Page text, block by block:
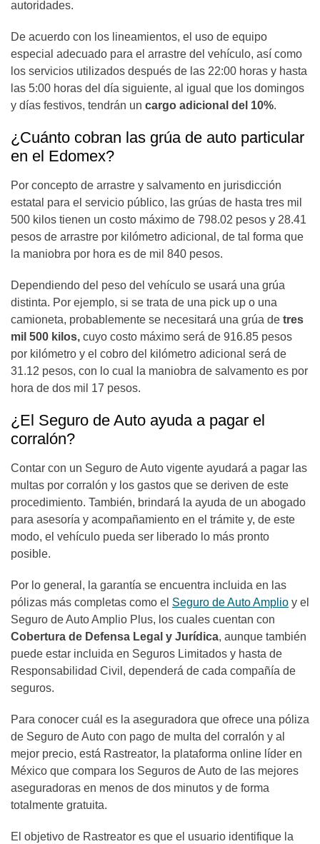
autoridades.
De acuerdo con los lineamientos, el uso de equipo
especial adecuado para el arrastre del vehículo, así como
los servicios utilizados después de las 22:00 horas y hasta
las 5:00 horas del día siguiente, al igual que los domingos
y días festivos, tendrán un cargo adicional del 10%.
¿Cuánto cobran las grúa de auto particular
en el Edomex?
Por concepto de arrastre y salvamento en jurisdicción
estatal para el servicio público, las grúas de hasta tres mil
500 kilos tienen un costo máximo de 798.02 pesos y 28.41
pesos de arrastre por kilómetro adicional, de tal forma que
la maniobra por hora es de mil 840 pesos.
Dependiendo del peso del vehículo se usará una grúa
distinta. Por ejemplo, si se trata de una pick up o una
camioneta, probablemente se necesitará una grúa de tres
mil 500 kilos, cuyo costo máximo será de 916.85 pesos
por kilómetro y el cobro del kilómetro adicional será de
31.12 pesos, con lo cual la maniobra de salvamento es por
hora de dos mil 17 pesos.
¿El Seguro de Auto ayuda a pagar el
corralón?
Contar con un Seguro de Auto vigente ayudará a pagar las
multas por corralón y los gastos que se deriven de este
procedimiento. También, brindará la ayuda de un abogado
para asesoría y acompañamiento en el trámite y, de este
modo, el vehículo pueda ser liberado lo más pronto
posible.
Por lo general, la garantía se encuentra incluida en las
pólizas más completas como el Seguro de Auto Amplio y el
Seguro de Auto Amplio Plus, los cuales cuentan con
Cobertura de Defensa Legal y Jurídica, aunque también
puede estar incluida en Seguros Limitados y hasta de
Responsabilidad Civil, dependerá de cada compañía de
seguros.
Para conocer cuál es la aseguradora que ofrece una póliza
de Seguro de Auto con pago de multa del corralón y al
mejor precio, está Rastreator, la plataforma online líder en
México que compara los Seguros de Auto de las mejores
aseguradoras en menos de dos minutos y de forma
totalmente gratuita.
El objetivo de Rastreator es que el usuario identifique la